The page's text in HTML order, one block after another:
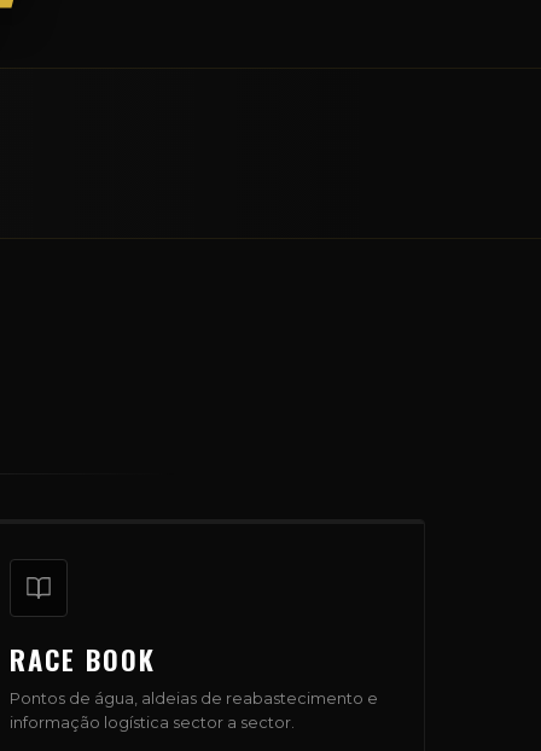
RACE BOOK
Pontos de água, aldeias de reabastecimento e
informação logística sector a sector.